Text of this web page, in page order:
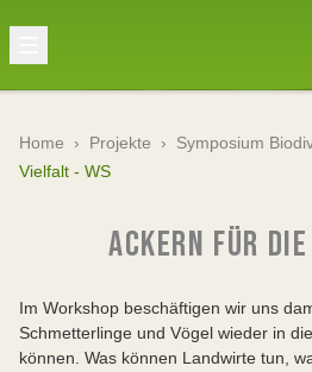
Home › Projekte › Symposium
Vielfalt - WS
ACKERN FÜR
Im Workshop beschäftigen wir uns
Schmetterlinge und Vögel wieder in
können. Was können Landwirte tun,